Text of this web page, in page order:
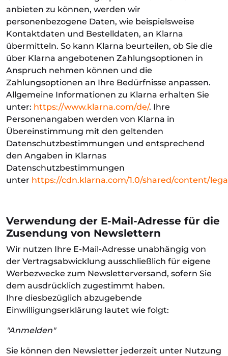
anbieten zu können, werden wir
personenbezogene Daten, wie beispielsweise
Kontaktdaten und Bestelldaten, an Klarna
übermitteln. So kann Klarna beurteilen, ob Sie die
über Klarna angebotenen Zahlungsoptionen in
Anspruch nehmen können und die
Zahlungsoptionen an Ihre Bedürfnisse anpassen.
Allgemeine Informationen zu Klarna erhalten Sie
unter: https://www.klarna.com/de/. Ihre
Personenangaben werden von Klarna in
Übereinstimmung mit den geltenden
Datenschutzbestimmungen und entsprechend
den Angaben in Klarnas
Datenschutzbestimmungen
unter https://cdn.klarna.com/1.0/shared/content/
Verwendung der E-Mail-Adresse für die
Zusendung von Newslettern
Wir nutzen Ihre E-Mail-Adresse unabhängig von
der Vertragsabwicklung ausschließlich für eigene
Werbezwecke zum Newsletterversand, sofern Sie
dem ausdrücklich zugestimmt haben.
Ihre diesbezüglich abzugebende
Einwilligungserklärung lautet wie folgt:
"Anmelden"
Sie können den Newsletter jederzeit unter Nutzung